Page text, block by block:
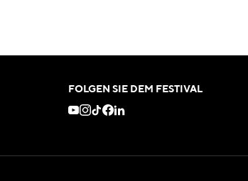
FOLGEN SIE DEM FESTIVAL